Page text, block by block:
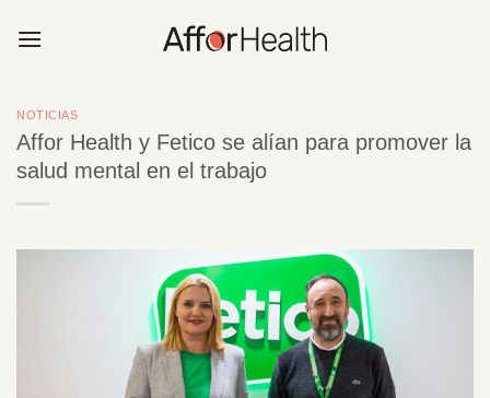
NOTICIAS
Affor Health y Fetico se alían para promover la
salud mental en el trabajo